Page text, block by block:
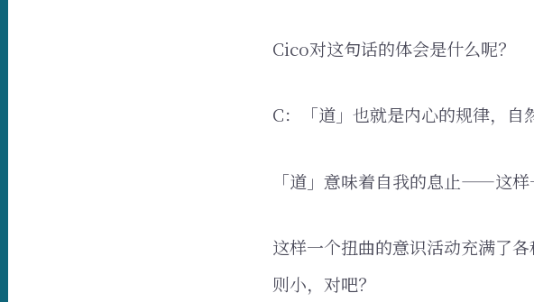
Cico对这句话的体会是什么呢？
C：「道」也就是内心的规律，自
「道」意味着自我的息止——这样
这样一个扭曲的意识活动充满了
则小，对吧？